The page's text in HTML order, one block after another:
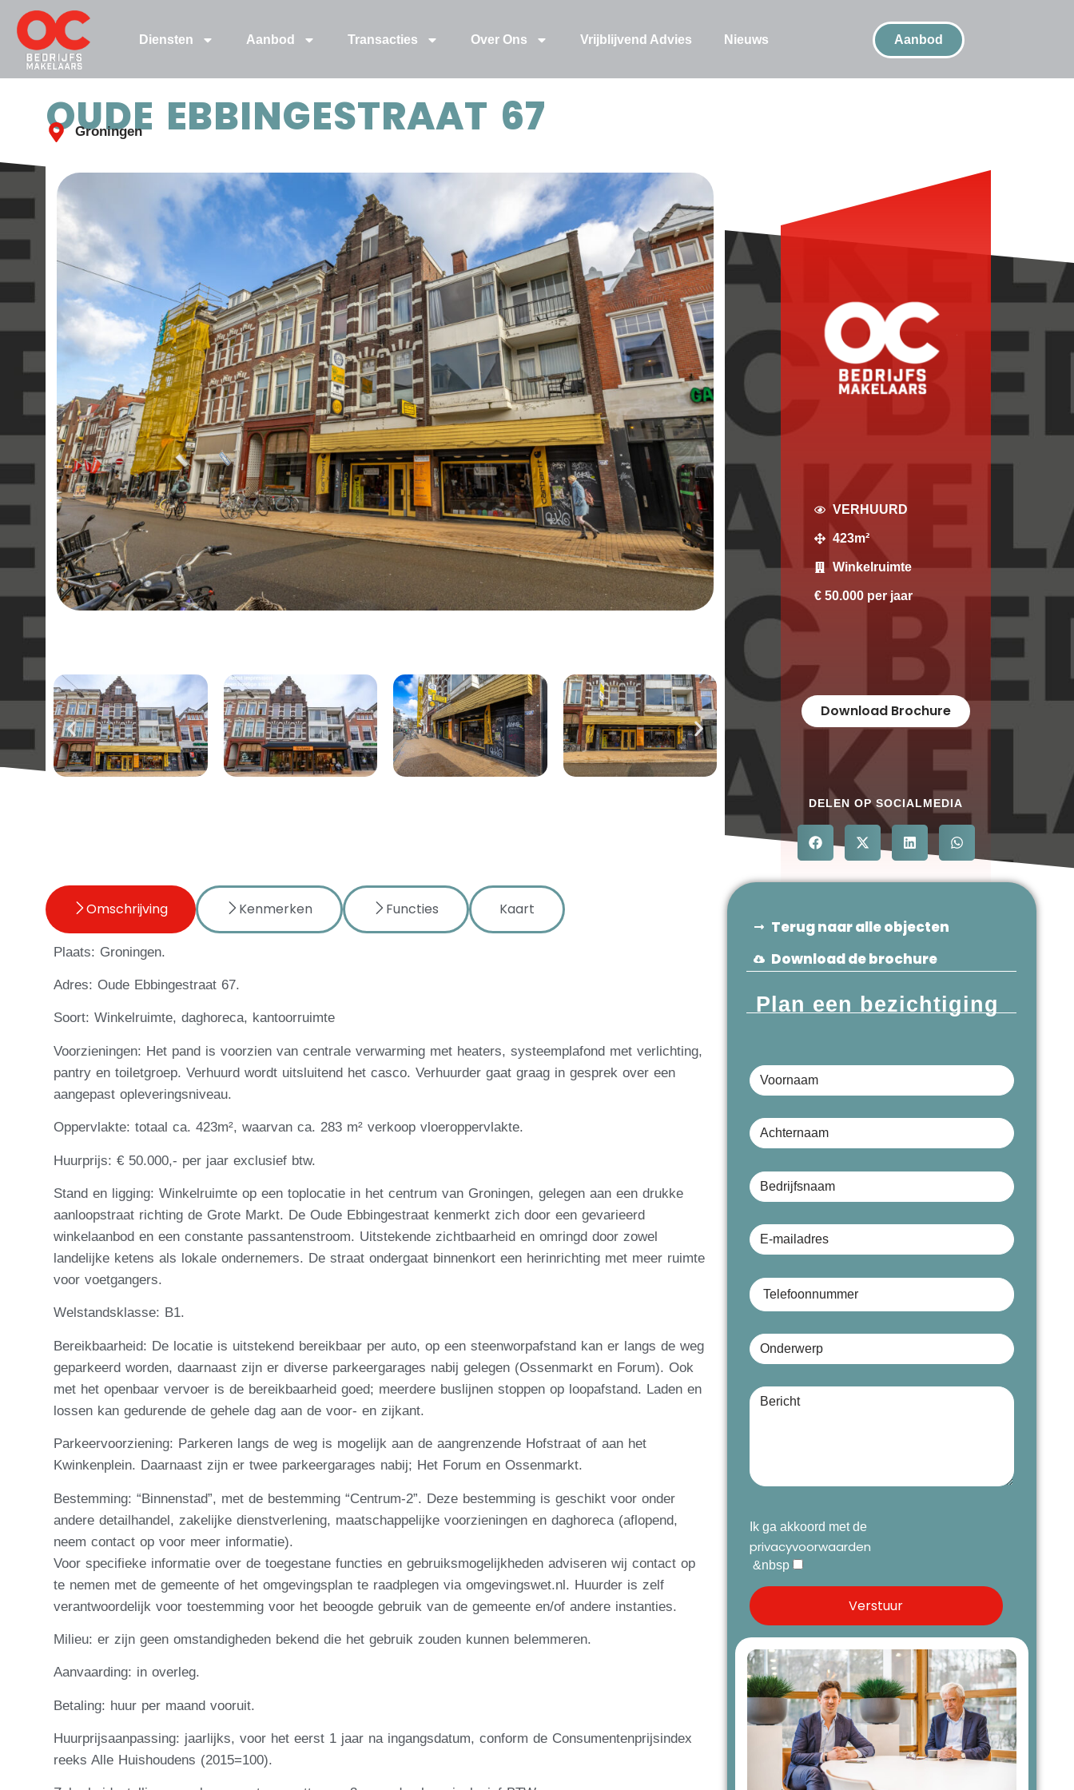
Diensten Aanbod Transacties Over Ons Vrijblijvend Advies Nieuws Aanbod
OUDE EBBINGESTRAAT 67
Groningen
VERHUURD
423m²
Winkelruimte
€ 50.000 per jaar
Download Brochure
DELEN OP SOCIALMEDIA
Omschrijving Kenmerken Functies Kaart
Plaats: Groningen.
Adres: Oude Ebbingestraat 67.
Soort: Winkelruimte, daghoreca, kantoorruimte
Voorzieningen: Het pand is voorzien van centrale verwarming met heaters, systeemplafond met verlichting,
pantry en toiletgroep. Verhuurd wordt uitsluitend het casco. Verhuurder gaat graag in gesprek over een
aangepast opleveringsniveau.
Oppervlakte: totaal ca. 423m², waarvan ca. 283 m² verkoop vloeroppervlakte.
Huurprijs: € 50.000,- per jaar exclusief btw.
Stand en ligging: Winkelruimte op een toplocatie in het centrum van Groningen, gelegen aan een drukke
aanloopstraat richting de Grote Markt. De Oude Ebbingestraat kenmerkt zich door een gevarieerd
winkelaanbod en een constante passantenstroom. Uitstekende zichtbaarheid en omringd door zowel
landelijke ketens als lokale ondernemers. De straat ondergaat binnenkort een herinrichting met meer ruimte
voor voetgangers.
Welstandsklasse: B1.
Bereikbaarheid: De locatie is uitstekend bereikbaar per auto, op een steenworpafstand kan er langs de weg
geparkeerd worden, daarnaast zijn er diverse parkeergarages nabij gelegen (Ossenmarkt en Forum). Ook
met het openbaar vervoer is de bereikbaarheid goed; meerdere buslijnen stoppen op loopafstand. Laden en
lossen kan gedurende de gehele dag aan de voor- en zijkant.
Parkeervoorziening: Parkeren langs de weg is mogelijk aan de aangrenzende Hofstraat of aan het
Kwinkenplein. Daarnaast zijn er twee parkeergarages nabij; Het Forum en Ossenmarkt.
Bestemming: “Binnenstad”, met de bestemming “Centrum-2”. Deze bestemming is geschikt voor onder
andere detailhandel, zakelijke dienstverlening, maatschappelijke voorzieningen en daghoreca (aflopend,
neem contact op voor meer informatie).
Voor specifieke informatie over de toegestane functies en gebruiksmogelijkheden adviseren wij contact op
te nemen met de gemeente of het omgevingsplan te raadplegen via omgevingswet.nl. Huurder is zelf
verantwoordelijk voor toestemming voor het beoogde gebruik van de gemeente en/of andere instanties.
Milieu: er zijn geen omstandigheden bekend die het gebruik zouden kunnen belemmeren.
Aanvaarding: in overleg.
Betaling: huur per maand vooruit.
Huurprijsaanpassing: jaarlijks, voor het eerst 1 jaar na ingangsdatum, conform de Consumentenprijsindex
reeks Alle Huishoudens (2015=100).
Terug naar alle objecten
Download de brochure
Plan een bezichtiging
Ik ga akkoord met de
privacyvoorwaarden
&nbsp